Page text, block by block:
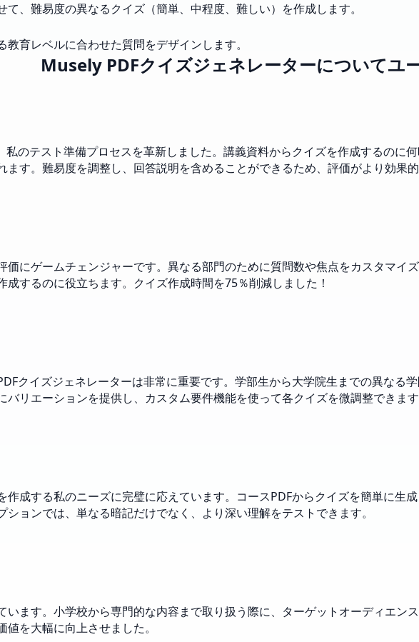
、難易度の異なるクイズ（簡単、中程度、難しい）を作成します。
育レベルに合わせた質問をデザインします。
Musely PDFクイズジェネレーターについてユ
私のテスト準備プロセスを革新しました。講義資料からクイズを作成するのに
す。難易度を調整し、回答説明を含めることができるため、評価がより効果的
価にゲームチェンジャーです。異なる部門のために質問数や焦点をカスタマ
するのに役立ちます。クイズ作成時間を75％削減しました！
クイズジェネレーターは非常に重要です。学部生から大学院生までの異なる
リエーションを提供し、カスタム要件機能を使って各クイズを微調整できます
作成する私のニーズに完璧に応えています。コースPDFからクイズを簡単に生
ョンでは、単なる暗記だけでなく、より深い理解をテストできます。
います。小学校から専門的な内容まで取り扱う際に、ターゲットオーディエン
を大幅に向上させました。